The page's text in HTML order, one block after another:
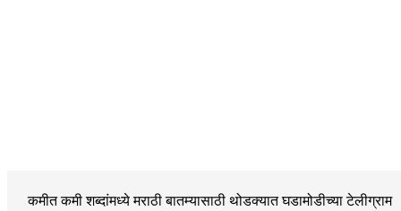
कमीत कमी शब्दांमध्ये मराठी बातम्यासाठी थोडक्यात घडामोडीच्याटेलीग्राम